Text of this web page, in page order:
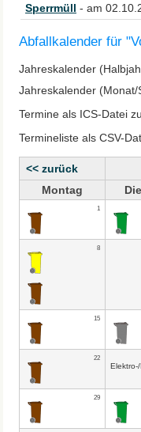
Sperrmüll - am
Abfallkalender für
Jahreskalender
Jahreskalender
Termine als ICS-Datei
Termineliste als CSV-
<< zurück
Montag
1
8
15
22
29